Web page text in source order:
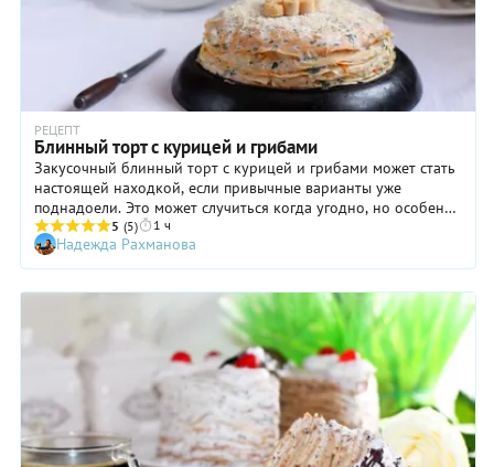
РЕЦЕПТ
Блинный торт с курицей и грибами
Закусочный блинный торт с курицей и грибами может стать
настоящей находкой, если привычные варианты уже
поднадоели. Это может случиться когда угодно, но особенно
вероятно в конце масленичной недели. Согласитесь: в этот
период куда бы вы ни пришли, вас тут же стараются
накормить блинами того или иного размера, дополняя
сметаной, икрой, рыбой или вареньем. Вкусно, но
однообразно. А бывает так, что напечешь гору блинов, и в
конце недели они лежат мертвым грузом. Что делать?
Конечно, готовить блинный торт с курицей и грибами!
Будьте уверены: от такого блюда никто не откажется!
5 (5) 1 ч
Надежда Рахманова